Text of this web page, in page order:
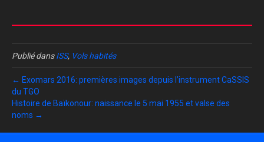
Publié dansISS, Vols habités
← Exomars 2016: premières images depuis l’instrument CaSSIS
du TGO
Histoire de Baïkonour: naissance le 5 mai 1955 et valse des
noms →